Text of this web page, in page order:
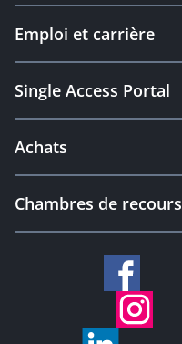
Emploi et carrière
Single Access Portal
Achats
Chambres de recours